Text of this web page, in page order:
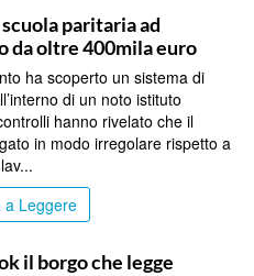
paritaria ad
da oltre 400mila euro
ha scoperto un sistema di
di un noto istituto
hanno rivelato che il
in modo irregolare rispetto a
a Leggere
il borgo che legge